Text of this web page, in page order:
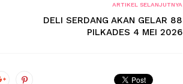
ARTIKEL SELANJUTNYA
DELI SERDANG AKAN GELAR 88
PILKADES 4 MEI 2026